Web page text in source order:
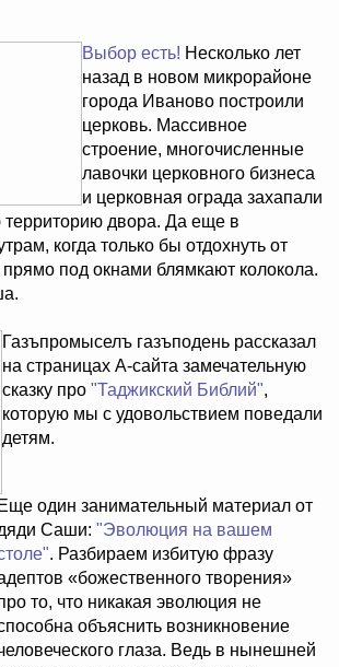
Выбор есть! Несколько лет
назад в новом микрорайоне
города Иваново построили
церковь. Массивное
строение, многочисленные
лавочки церковного бизнеса
и церковная ограда захапали
территорию двора. Да еще в
когда только бы отдохнуть от
под окнами блямкают колокола.
Газъпромыселъ газъподень рассказал
на страницах А-сайта замечательную
сказку про "Таджикский Библий",
которую мы с удовольствием поведали
детям.
Еще один занимательный материал от
Саши: "Эволюция на вашем
. Разбираем избитую фразу
«божественного творения»
то, что никакая эволюция не
объяснить возникновение
глаза. Ведь в нынешней